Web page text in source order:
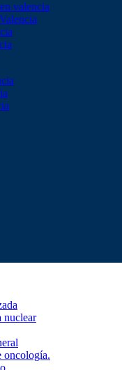
valencia
nuclear
oncología.